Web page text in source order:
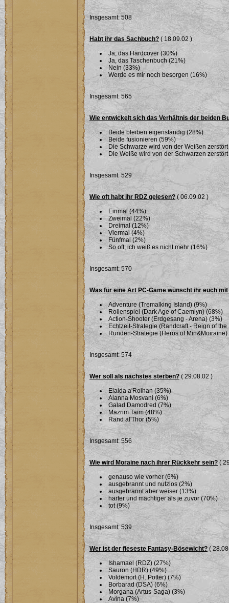
Insgesamt: 508
Habt ihr das Sachbuch? ( 18.09.02 )
Ja, das Hardcover (30%)
Ja, das Taschenbuch (21%)
Nein (33%)
Werde es mir noch besorgen (16%)
Insgesamt: 565
Wie entwickelt sich das Verhältnis der beiden
Beide bleiben eigenständig (28%)
Beide fusionieren (59%)
Die Schwarze wird von der Weißen
Die Weiße wird von der Schwarzen
Insgesamt: 529
Wie oft habt ihr RDZ gelesen?( 06.09.02 )
Einmal (44%)
Zweimal (22%)
Dreimal (12%)
Viermal (4%)
Fünfmal (2%)
So oft, ich weiß es nicht mehr (16%)
Insgesamt: 570
Was für eine Art PC-Game wünscht ihr euch
Adventure (Tremalking Island) (9%)
Rollenspiel (Dark Age of Caemlyn) (68%)
Action-Shooter (Erdgesang - Arena) (3%)
Echtzeit-Strategie (Randcraft - Reign of
Runden-Strategie (Heros of Min&Moiraine)
Insgesamt: 574
Wer soll als nächstes sterben? ( 29.08.02 )
Elaida a'Roihan (35%)
Alanna Mosvani (6%)
Galad Damodred (7%)
Mazrim Taim (48%)
Rand al'Thor (5%)
Insgesamt: 556
Wie wird Moraine nach ihrer Rückkehr sein? (
genauso wie vorher (6%)
ausgebrannt und nutzlos (2%)
ausgebrannt aber weiser (13%)
härter und mächtiger als je zuvor (70%)
tot (9%)
Insgesamt: 539
Wer ist der fieseste Fantasy-Bösewicht?(
Ishamael (RDZ) (27%)
Sauron (HDR) (49%)
Voldemort (H. Potter) (7%)
Borbarad (DSA) (6%)
Morgana (Artus-Saga) (3%)
Avina (7%)